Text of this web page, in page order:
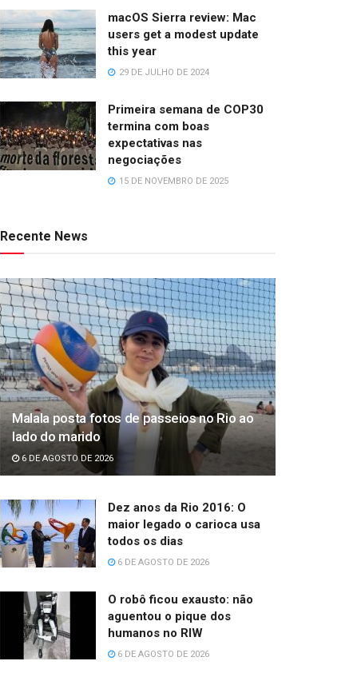
macOS Sierra review: Mac
users get a modest update
this year
29 DE JULHO DE 2024
Primeira semana de COP30
termina com boas
expectativas nas
negociações
15 DE NOVEMBRO DE 2025
Recente News
Malala posta fotos de passeios no Rio ao
lado do marido
6 DE AGOSTO DE 2026
Dez anos da Rio 2016: O
maior legado o carioca usa
todos os dias
6 DE AGOSTO DE 2026
O robô ficou exausto: não
aguentou o pique dos
humanos no RIW
6 DE AGOSTO DE 2026